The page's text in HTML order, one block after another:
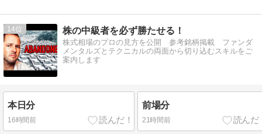
14 株の中級者を必ず勝たせる！
株式相場のプロの見方を公開 参考銘柄掲載 ファンダ
メンタルズとテクニカルの両面から切り込むスキルをご
案内します
本日分
16時間前
前場分
21時間前